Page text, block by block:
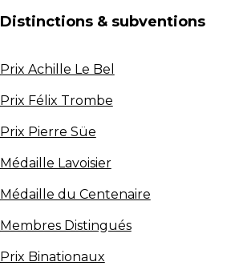
Distinctions & subventions
Prix Achille Le Bel
Prix Félix Trombe
Prix Pierre Süe
Médaille Lavoisier
Médaille du Centenaire
Membres Distingués
Prix Binationaux